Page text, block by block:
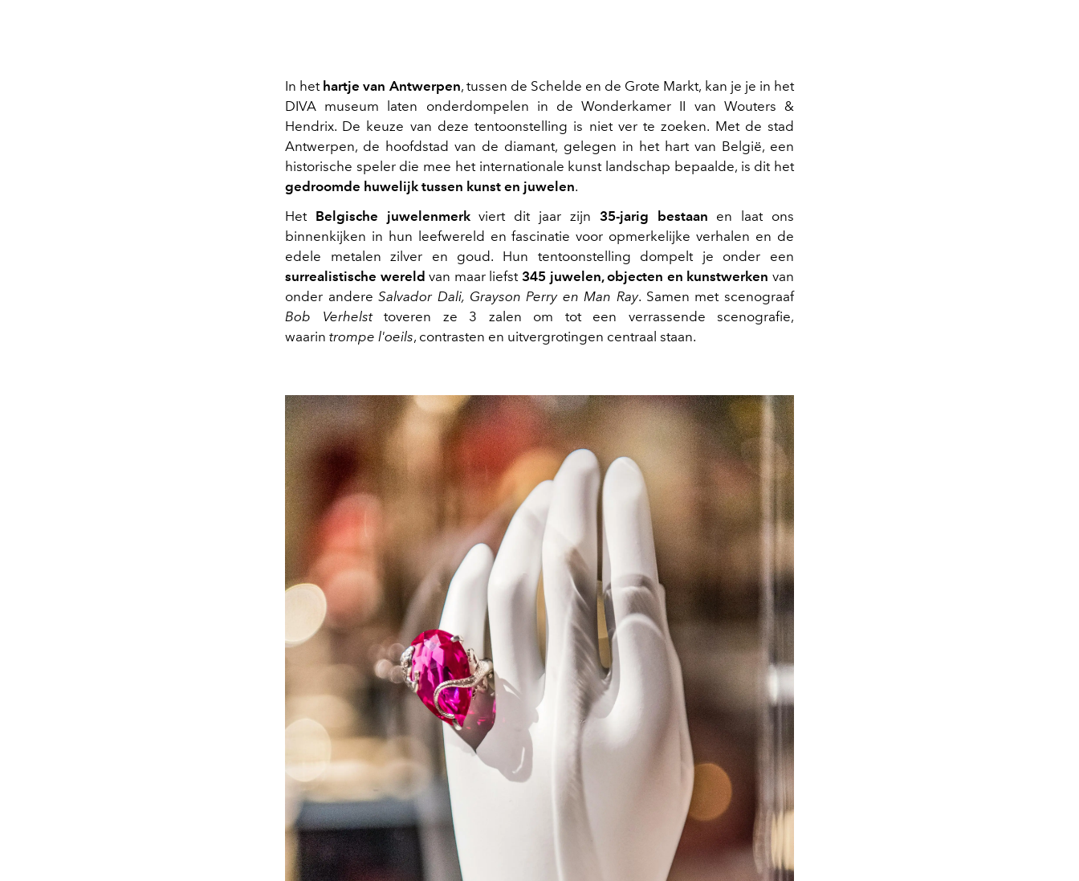
In het hartje van Antwerpen, tussen de Schelde en de Grote Markt, kan je je in het
DIVA museum laten onderdompelen in de Wonderkamer II van Wouters &
Hendrix. De keuze van deze tentoonstelling is niet ver te zoeken. Met de stad
Antwerpen, de hoofdstad van de diamant, gelegen in het hart van België, een
historische speler die mee het internationale kunst landschap bepaalde, is dit het
gedroomde huwelijk tussen kunst en juwelen.
HetBelgische juwelenmerkviert dit jaar zijn 35-jarig bestaan en laat ons
binnenkijken in hun leefwereld en fascinatie voor opmerkelijke verhalen en de
edele metalen zilver en goud. Hun tentoonstelling dompelt je onder een
surrealistische wereld van maar liefst345 juwelen, objecten en kunstwerken van
onder andereSalvador Dali, Grayson Perry en Man Ray. Samen met scenograaf
Bob Verhelst toveren ze 3 zalen om tot een verrassende scenografie,
waarin trompe l'oeils, contrasten en uitvergrotingen centraal staan.